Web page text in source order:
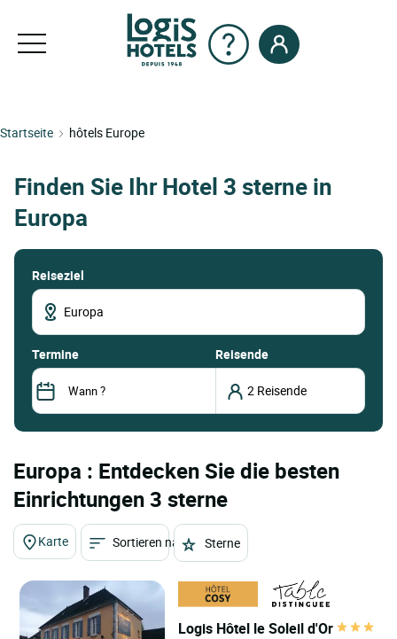
Startseite hôtels Europe
Finden Sie Ihr Hotel 3 sterne in
Europa
Reiseziel
termine Reisende
Europa : Entdecken Sie die besten
Einrichtungen 3 sterne
Karte Sortieren nach Sterne
Logis Hôtel le Soleil d'Or